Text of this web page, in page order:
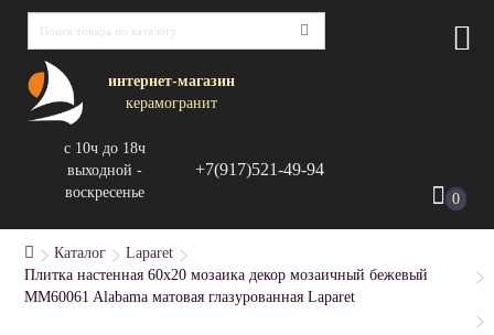
интернет-магазин
керамогранит
с 10ч до 18ч
выходной -
воскресенье
+7(917)521-49-94
0
Каталог
Laparet
Плитка настенная 60x20 мозаика декор мозаичный бежевый
MM60061 Alabama матовая глазурованная Laparet